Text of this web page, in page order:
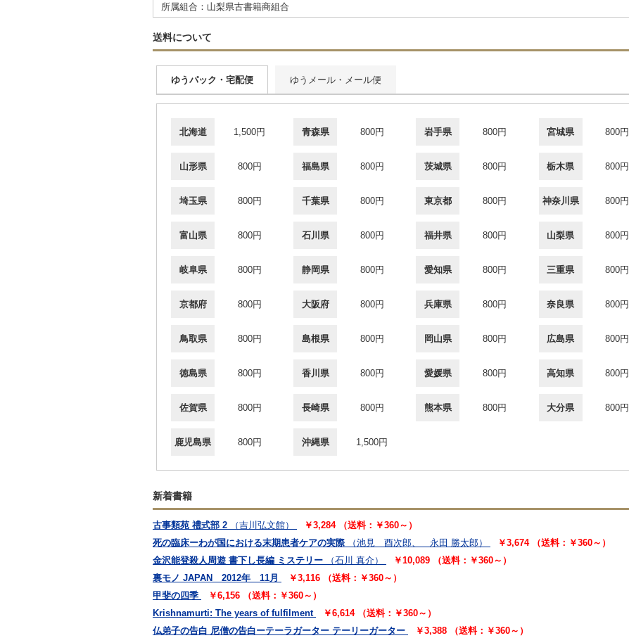
所属組合：山梨県古書籍商組合
送料について
ゆうパック・宅配便 ゆうメール・メール便
北海道 1,500円 青森県 800円 岩手県 800円 宮城県 800円
山形県 800円 福島県 800円 茨城県 800円 栃木県 800円
埼玉県 800円 千葉県 800円 東京都 800円 神奈川県 800円
富山県 800円 石川県 800円 福井県 800円 山梨県 800円
岐阜県 800円 静岡県 800円 愛知県 800円 三重県 800円
京都府 800円 大阪府 800円 兵庫県 800円 奈良県 800円
鳥取県 800円 島根県 800円 岡山県 800円 広島県 800円
徳島県 800円 香川県 800円 愛媛県 800円 高知県 800円
佐賀県 800円 長崎県 800円 熊本県 800円 大分県 800円
鹿児島県 800円 沖縄県 1,500円
新着書籍
古事類苑 禮式部 2 （吉川弘文館）
￥3,284 （送料：￥360～）
死の臨床ーわが国における末期患者ケアの実際
（池見 酉次郎、 永田 勝太郎）
￥3,674 （送料：￥360～）
金沢能登殺人周遊 書下し長編 ミステリー
（石川 真介）
￥10,089 （送料：￥360～）
裏モノ JAPAN 2012年 11月
￥3,116 （送料：￥360～）
甲斐の四季
￥6,156 （送料：￥360～）
Krishnamurti: The years of fulfilment
￥6,614 （送料：￥360～）
仏弟子の告白 尼僧の告白ーテーラガーター テーリーガーター
￥3,388 （送料：￥360～）